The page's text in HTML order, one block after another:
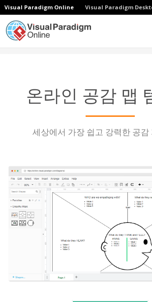
Visual Paradigm Online Visual Paradigm
온라인 공감 맵
세상에서 가장 쉽고 강력한 공감